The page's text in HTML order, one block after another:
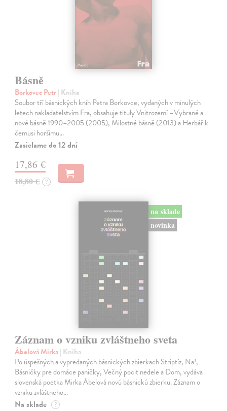
Básně
Borkovec Petr| Kniha
Soubor tří básnických knih Petra Borkovce, vydaných v minulých
letech nakladatelstvím Fra, obsahuje tituly Vnitrozemí –Vybrané a
nové básně 1990–2005 (2005), Milostné básně (2013) a Herbář k
čemusi horšímu…
Zasielame do 12 dní
17,86 €
18,80 € ?
na sklade
novinka
Záznam o vzniku zvláštneho sveta
Ábelová Mirka| Kniha
Po úspešných a vypredaných básnických zbierkach Striptíz, Na!,
Básničky pre domáce paničky, Večný pocit nedele a Dom, vydáva
slovenská poetka Mirka Ábelová novú básnickú zbierku. Záznam o
vzniku zvláštneho…
Na sklade ?